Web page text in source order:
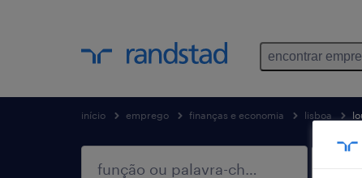
encontrar
início emprego finanças e economia lisboa